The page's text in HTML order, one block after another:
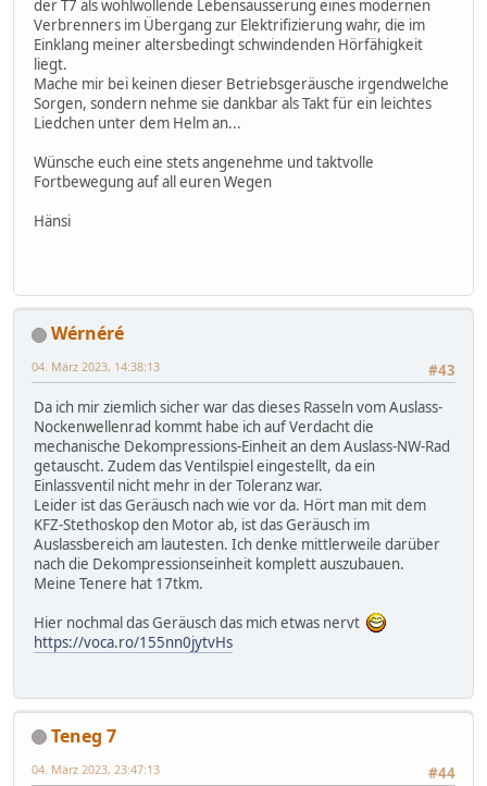
der T7 als wohlwollende Lebensäusserung eines modernen
Verbrenners im Übergang zur Elektrifizierung wahr, die im
Einklang meiner altersbedingt schwindenden Hörfähigkeit
liegt.
Mache mir bei keinen dieser Betriebsgeräusche irgendwelche
Sorgen, sondern nehme sie dankbar als Takt für ein leichtes
Liedchen unter dem Helm an...
Wünsche euch eine stets angenehme und taktvolle
Fortbewegung auf all euren Wegen
Hänsi
Wérnéré
#43
04. März 2023, 14:38:13
Da ich mir ziemlich sicher war das dieses Rasseln vom Auslass-
Nockenwellenrad kommt habe ich auf Verdacht die
mechanische Dekompressions-Einheit an dem Auslass-NW-Rad
getauscht. Zudem das Ventilspiel eingestellt, da ein
Einlassventil nicht mehr in der Toleranz war.
Leider ist das Geräusch nach wie vor da. Hört man mit dem
KFZ-Stethoskop den Motor ab, ist das Geräusch im
Auslassbereich am lautesten. Ich denke mittlerweile darüber
nach die Dekompressionseinheit komplett auszubauen.
Meine Tenere hat 17tkm.
Hier nochmal das Geräusch das mich etwas nervt
https://voca.ro/155nn0jytvHs
Teneg 7
#44
04. März 2023, 23:47:13